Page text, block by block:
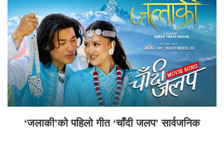
‘जलाकी’को पहिलो गीत ‘चाँदी जलप’ सार्वजनिक